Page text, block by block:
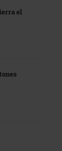
el